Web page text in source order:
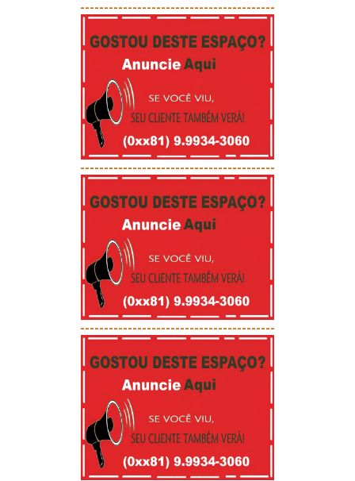
-----------------------------------------
-----------------------------------------
-----------------------------------------